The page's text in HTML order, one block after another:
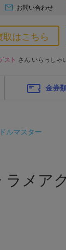
お問い合わせ
取はこちら
スト さん いらっしゃ
金券
ルマスター
メア